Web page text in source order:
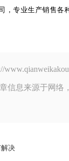
业生产销售各种
信息来源于网
决